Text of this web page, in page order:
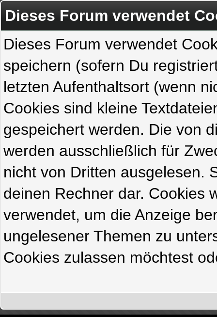
Dieses Forum verwendet
Dieses Forum verwendet
speichern (sofern Du
letzten Aufenthaltsort (wenn
Cookies sind kleine
gespeichert werden. Die von
werden ausschließlich für
nicht von Dritten ausgelesen.
deinen Rechner dar. Cookies
verwendet, um die Anzeige
ungelesener Themen zu
Cookies zulassen möchtest